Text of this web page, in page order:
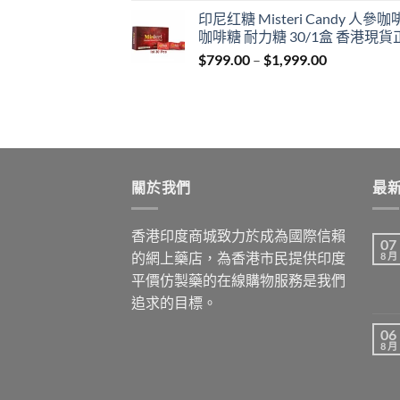
$699.00
through
$1,899.00
印尼红糖 Misteri Candy 人參咖
咖啡糖 耐力糖 30/1盒 香港現貨
$799.00 – $1,999.00Price
關於我們
香港印度商城致力於成為國際信賴
的網上藥店，為香港市民提供印度
平價仿製藥的在線購物服務是我們
追求的目標。
最
07
8 月
06
8 月